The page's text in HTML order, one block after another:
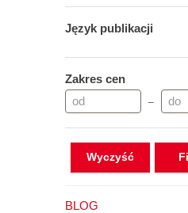
Język publikacji
Zakres cen
–
Wyczyść
BLOG